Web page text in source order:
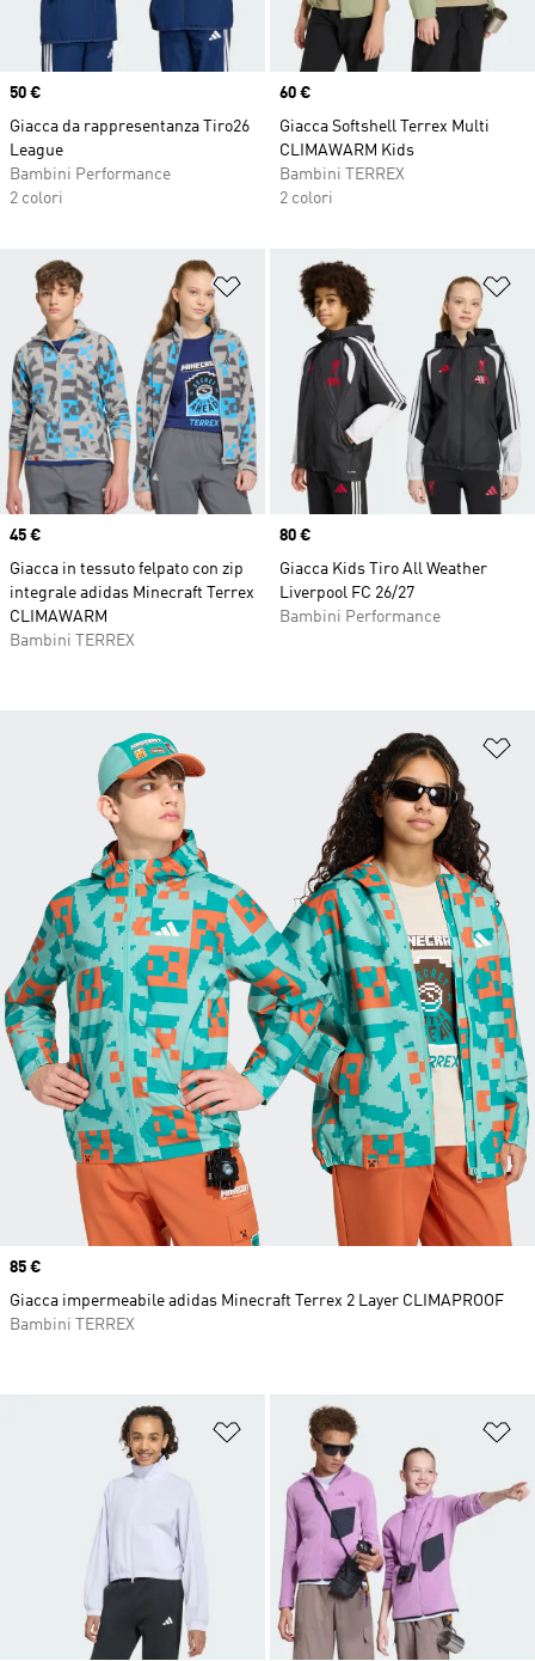
Price
50 €
Giacca da rappresentanza Tiro26
League
Bambini Performance
2 colori
Price
60 €
Giacca Softshell Terrex Multi
CLIMAWARM Kids
Bambini TERREX
2 colori
Aggiungi alla lista dei desideri
Price
45 €
Giacca in tessuto felpato con zip
integrale adidas Minecraft Terrex
CLIMAWARM
Bambini TERREX
Price
80 €
Giacca Kids Tiro All Weather
Liverpool FC 26/27
Bambini Performance
Aggiungi alla lista dei desideri
Price
85 €
Giacca impermeabile adidas Minecraft Terrex 2 Layer CLIMAPROOF
Bambini TERREX